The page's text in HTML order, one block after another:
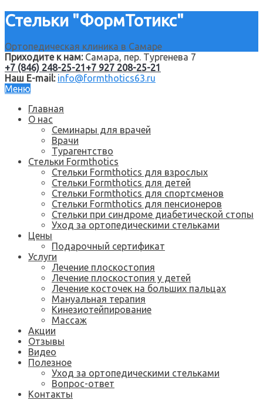
Стельки "ФормТотикс"
Ортопедическая клиника в Самаре
Приходите к нам:Самара, пер. Тургенева 7
+7 (846) 248-25-21 +7 927 208-25-21
Наш E-mail: info@formthotics63.ru
Меню
Главная
О нас
Семинары для врачей
Врачи
Турагентство
Стельки Formthotics
Стельки Formthotics для взрослых
Стельки Formthotics для детей
Стельки Formthotics для спортсменов
Стельки Formthotics для пенсионеров
Стельки при синдроме диабетической стопы
Уход за ортопедическими стельками
Цены
Подарочный сертификат
Услуги
Лечение плоскостопия
Лечение плоскостопия у детей
Лечение косточек на больших пальцах
Мануальная терапия
Кинезиотейпирование
Массаж
Акции
Отзывы
Видео
Полезное
Уход за ортопедическими стельками
Вопрос-ответ
Контакты